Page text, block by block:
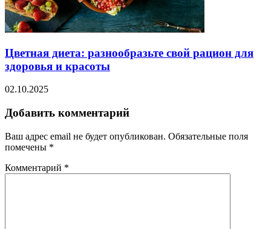
Цветная диета: разнообразьте свой рацион для
здоровья и красоты
02.10.2025
Добавить комментарий
Ваш адрес email не будет опубликован. Обязательные поля
помечены *
Комментарий *